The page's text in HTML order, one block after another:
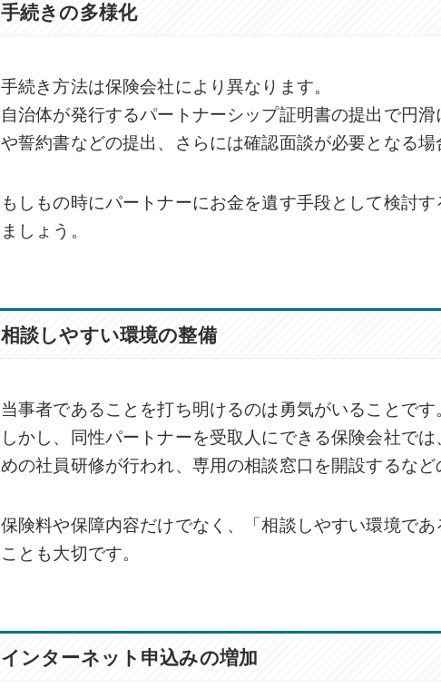
手続きの多様化
手続き方法は保険会社により異なります。
自治体が発行するパートナーシップ証明書の提出で円
や誓約書などの提出、さらには確認面談が必要となる場
もしもの時にパートナーにお金を遺す手段として検討
ましょう。
相談しやすい環境の整備
当事者であることを打ち明けるのは勇気がいることです
しかし、同性パートナーを受取人にできる保険会社で
めの社員研修が行われ、専用の相談窓口を開設するなど
保険料や保障内容だけでなく、「相談しやすい環境で
ことも大切です。
インターネット申込みの増加